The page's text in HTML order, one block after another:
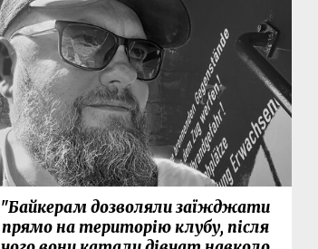
"Байкерам дозволяли заїжджати
прямо на територію клубу, після